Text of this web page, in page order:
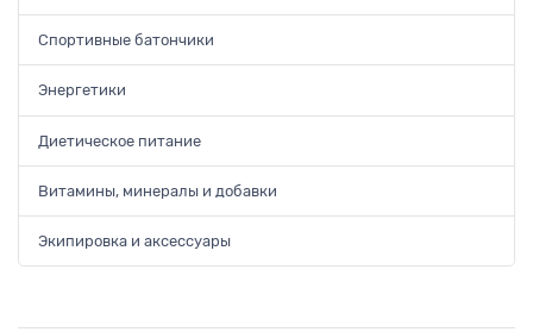
Спортивные батончики
Энергетики
Диетическое питание
Витамины, минералы и добавки
Экипировка и аксессуары